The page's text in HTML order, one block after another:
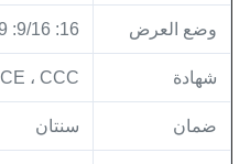
وضع العرض 16: 9/16: 9
شهادة CE ، CCC
ضمان سنتان